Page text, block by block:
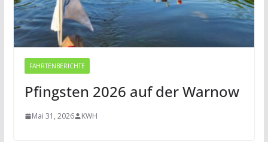
FAHRTENBERICHTE
Pfingsten 2026 auf der Warnow
Mai 31, 2026 KWH